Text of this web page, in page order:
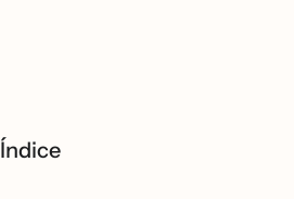
Índice